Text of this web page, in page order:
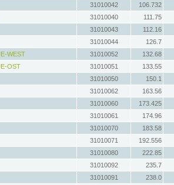
31010042
106.732
31010040
111.75
31010043
112.16
31010044
126.7
WEST
31010052
132.68
OST
31010051
133.55
31010050
150.1
31010062
163.56
31010060
173.425
31010061
174.96
31010070
183.58
31010071
192.556
31010080
222.85
31010092
235.7
31010091
238.0